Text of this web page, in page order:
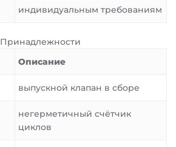
индивидуальным требованиям
Принадлежности
Описание
выпускной клапан в сборе
негерметичный счётчик
циклов